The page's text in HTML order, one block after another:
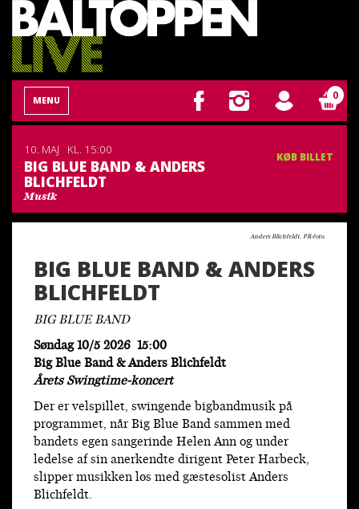
MENU 0
10. MAJ KL. 15:00
BIG BLUE BAND & ANDERS
BLICHFELDT
Musik
KØB BILLET
Anders Blichfeldt. PR-foto.
BIG BLUE BAND & ANDERS
BLICHFELDT
BIG BLUE BAND
Søndag 10/5 2026 15:00
Big Blue Band & Anders Blichfeldt
Årets Swingtime-koncert
Der er velspillet, swingende bigbandmusik på
programmet, når Big Blue Band sammen med
bandets egen sangerinde Helen Ann og under
ledelse af sin anerkendte dirigent Peter Harbeck,
slipper musikken løs med gæstesolist Anders
Blichfeldt.